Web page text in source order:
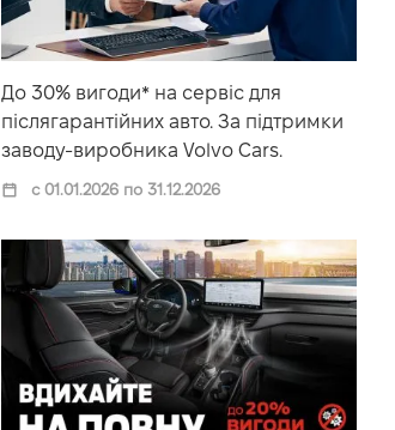
До 30% вигоди* на сервіс для
післягарантійних авто. За підтримки
заводу-виробника Volvo Cars.
с 01.01.2026 по 31.12.2026